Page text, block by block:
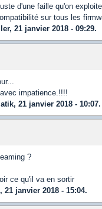
d'une faille qu'on
sur tous les
21 janvier 2018 - 09:29.
impatience.!!!!
21 janvier 2018 - 10:07.
?
ce qu'il va en sortir
janvier 2018 - 15:04.